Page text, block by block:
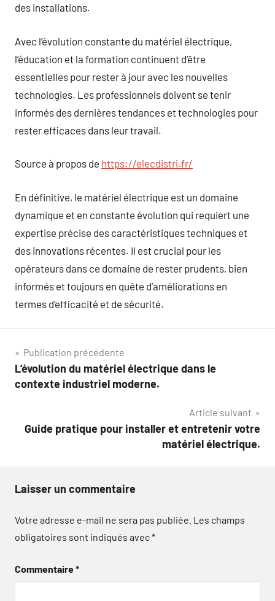
des installations.
Avec l’évolution constante du matériel électrique,
l’éducation et la formation continuent d’être
essentielles pour rester à jour avec les nouvelles
technologies. Les professionnels doivent se tenir
informés des dernières tendances et technologies pour
rester efficaces dans leur travail.
Source à propos de https://elecdistri.fr/
En définitive, le matériel électrique est un domaine
dynamique et en constante évolution qui requiert une
expertise précise des caractéristiques techniques et
des innovations récentes. Il est crucial pour les
opérateurs dans ce domaine de rester prudents, bien
informés et toujours en quête d’améliorations en
termes d’efficacité et de sécurité.
Navigation
de
Publication précédente
L’évolution du matériel électrique dans le
contexte industriel moderne.
Article suivant
Guide pratique pour installer et entretenir votre
matériel électrique.
Laisser un commentaire
Votre adresse e-mail ne sera pas publiée. Les champs
obligatoires sont indiqués avec*
Commentaire*